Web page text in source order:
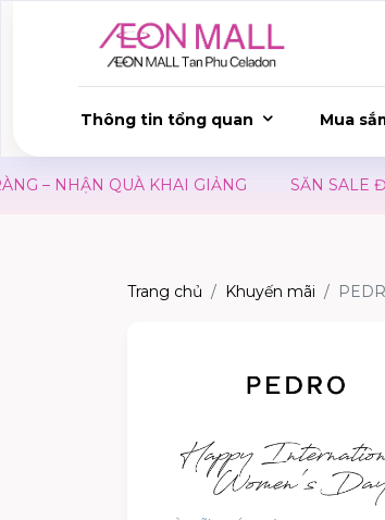
Thông tin tổng quan Mua
– NHẬN QUÀ KHAI GIẢNG SĂN SALE
Trang chủ Khuyến mãi